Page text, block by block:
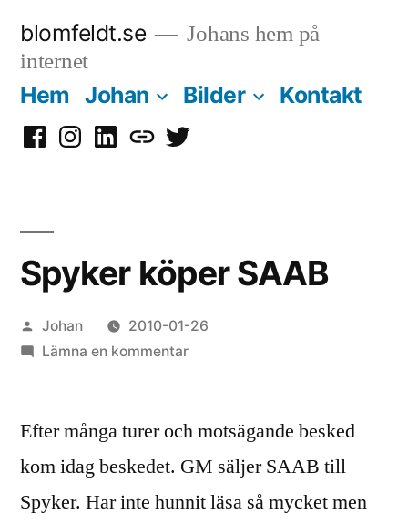
innehåll
blomfeldt.se
Johans hem på
internet
Hem Johan Bilder Kontakt
FacebookInstagram
LinkedInMastodon
Twitter
Spyker köper SAAB
Publicerat
av
Johan
2010-01-26
Lämna en kommentartill
SAAB
Efter många turer och motsägande besked
kom idag beskedet. GM säljer SAAB till
Spyker. Har inte hunnit läsa så mycket men